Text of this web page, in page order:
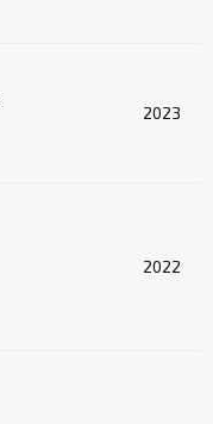
2023
2022